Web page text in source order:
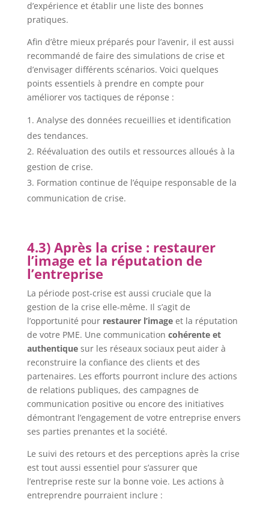
d’expérience et établir une liste des bonnes
pratiques.
Afin d’être mieux préparés pour l’avenir, il est aussi
recommandé de faire des simulations de crise et
d’envisager différents scénarios. Voici quelques
points essentiels à prendre en compte pour
améliorer vos tactiques de réponse :
Analyse des données recueillies et identification
des tendances.
Réévaluation des outils et ressources alloués à la
gestion de crise.
Formation continue de l’équipe responsable de la
communication de crise.
4.3) Après la crise : restaurer
l’image et la réputation de
l’entreprise
La période post-crise est aussi cruciale que la
gestion de la crise elle-même. Il s’agit de
l’opportunité pour restaurer l’imageet la réputation
de votre PME. Une communication cohérente et
authentiquesur les réseaux sociaux peut aider à
reconstruire la confiance des clients et des
partenaires. Les efforts pourront inclure des actions
de relations publiques, des campagnes de
communication positive ou encore des initiatives
démontrant l’engagement de votre entreprise envers
ses parties prenantes et la société.
Le suivi des retours et des perceptions après la crise
est tout aussi essentiel pour s’assurer que
l’entreprise reste sur la bonne voie. Les actions à
entreprendre pourraient inclure :